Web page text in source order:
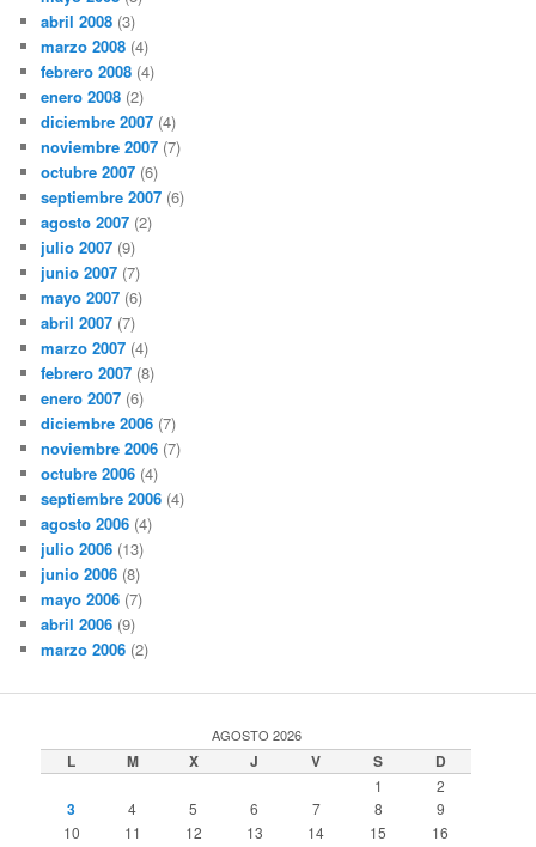
abril 2008 (3)
marzo 2008 (4)
febrero 2008 (4)
enero 2008 (2)
diciembre 2007 (4)
noviembre 2007 (7)
octubre 2007 (6)
septiembre 2007 (6)
agosto 2007 (2)
julio 2007 (9)
junio 2007 (7)
mayo 2007 (6)
abril 2007 (7)
marzo 2007 (4)
febrero 2007 (8)
enero 2007 (6)
diciembre 2006 (7)
noviembre 2006 (7)
octubre 2006 (4)
septiembre 2006 (4)
agosto 2006 (4)
julio 2006 (13)
junio 2006 (8)
mayo 2006 (7)
abril 2006 (9)
marzo 2006 (2)
AGOSTO 2026
L M X J V S D
1 2
3 4 5 6 7 8
9
10
11 12 13 14 15
16